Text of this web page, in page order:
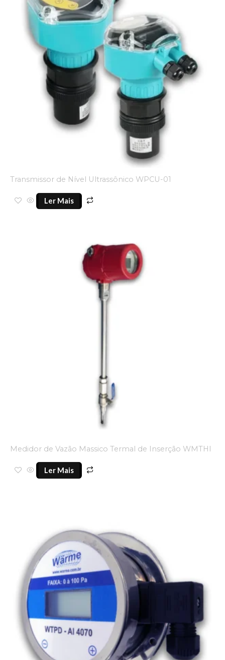
Transmissor de Nível Ultrassônico WPCU-01
Ler Mais
Medidor de Vazão Massico Termal de Inserção WMTHI
Ler Mais